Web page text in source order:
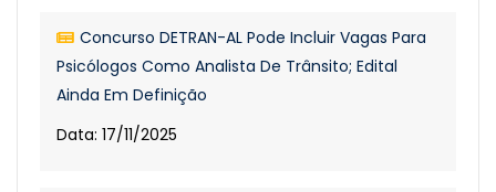
Concurso DETRAN-AL Pode Incluir Vagas Para
Psicólogos Como Analista De Trânsito; Edital
Ainda Em Definição
Data: 17/11/2025